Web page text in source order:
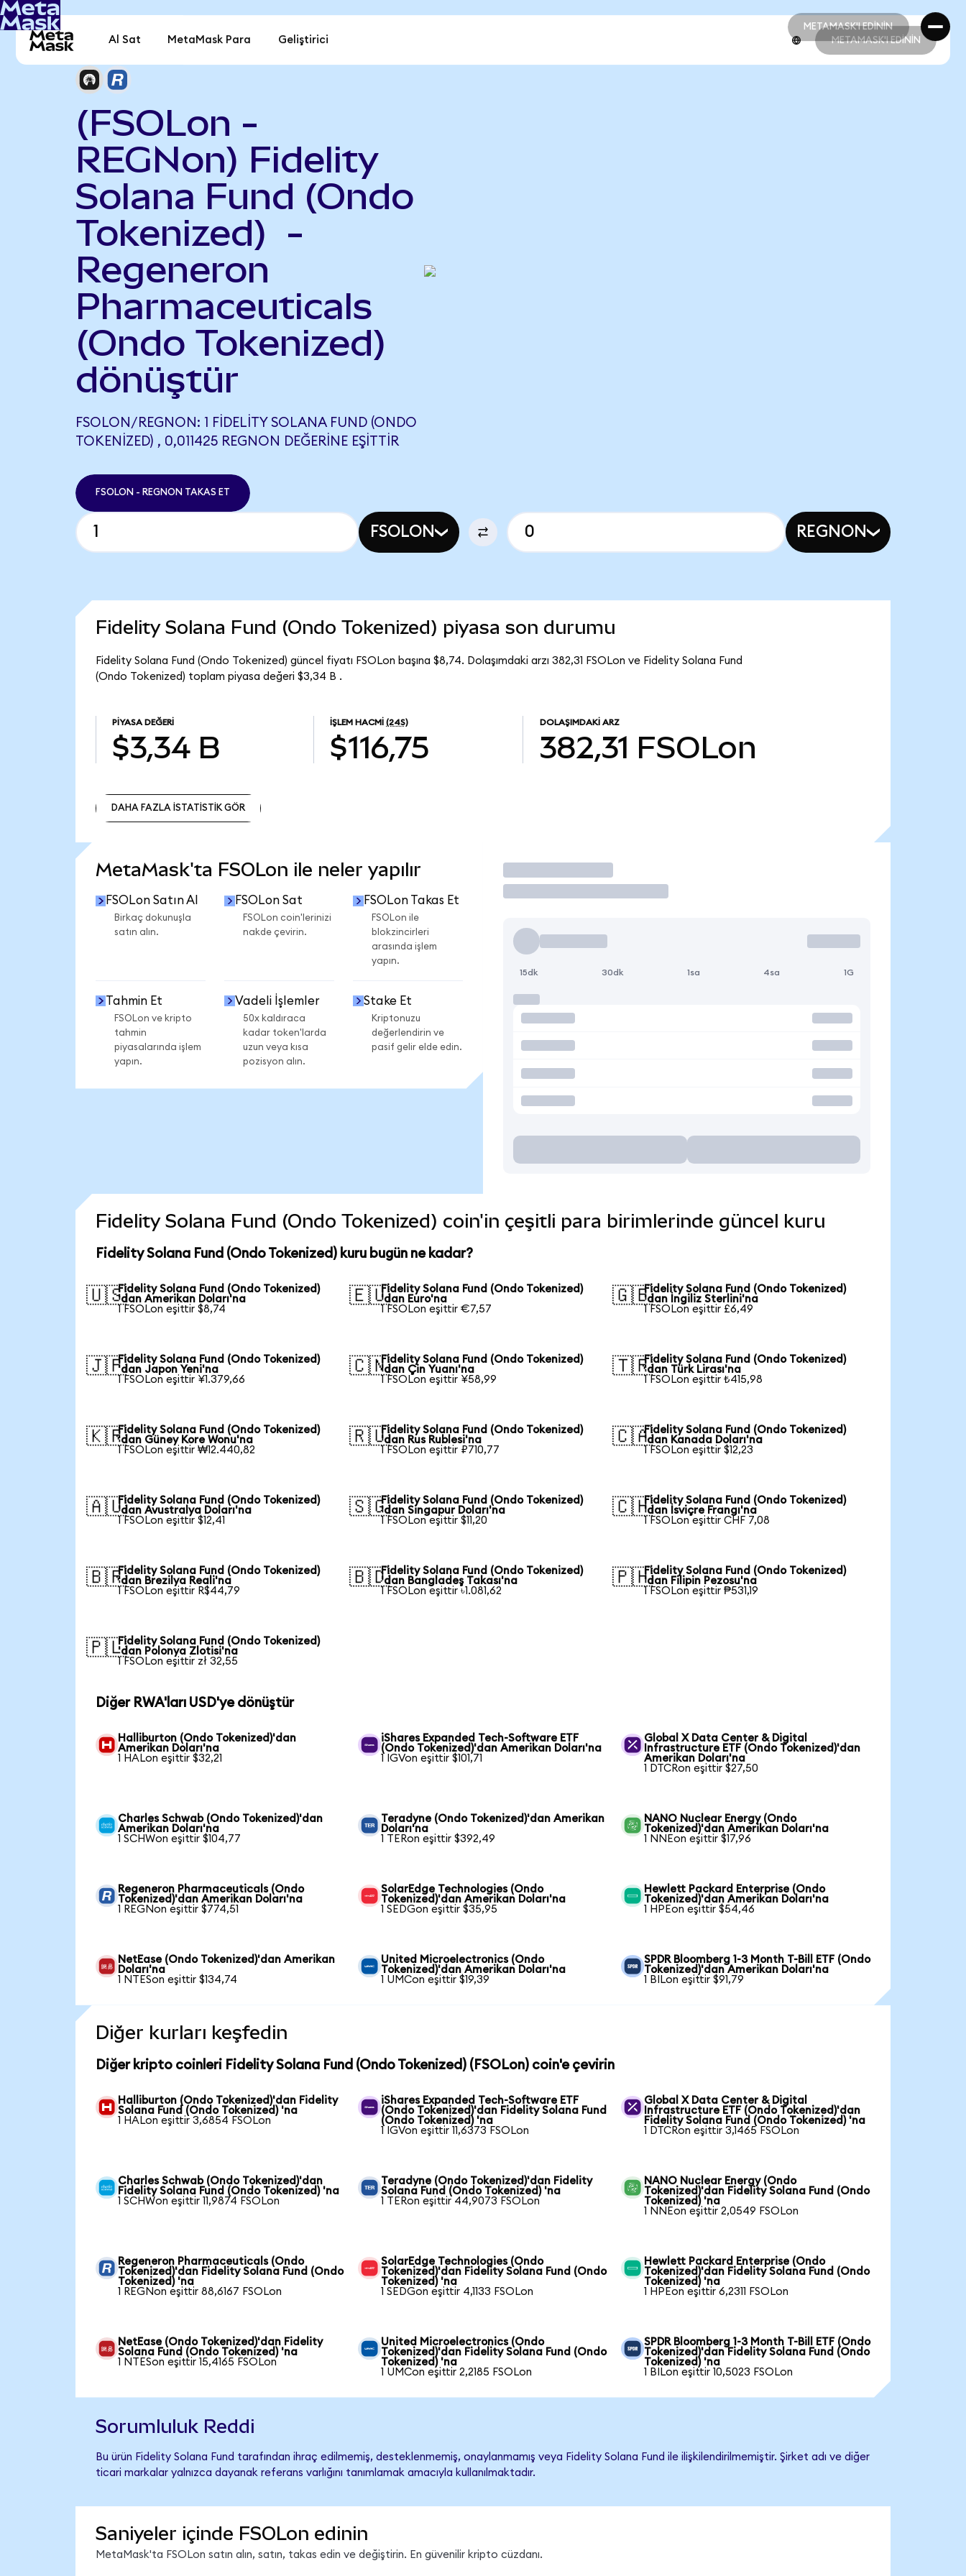
METAMASK'I EDİNİN
METAMASK'I EDİNİN
Al Sat MetaMask Para Geliştirici METAMASK'I EDİNİN
(FSOLon -
REGNon) Fidelity
Solana Fund (Ondo
Tokenized) -
Regeneron
Pharmaceuticals
(Ondo Tokenized)
dönüştür
FSOLON/REGNON: 1 FIDELITY SOLANA FUND (ONDO
TOKENIZED) , 0,011425 REGNON DEĞERINE EŞITTIR
FSOLON - REGNON TAKAS ET
FSOLON REGNON
Fidelity Solana Fund (Ondo Tokenized) piyasa son durumu
Fidelity Solana Fund (Ondo Tokenized) güncel fiyatı FSOLon başına $8,74. Dolaşımdaki arzı 382,31 FSOLon ve Fidelity Solana Fund
(Ondo Tokenized) toplam piyasa değeri $3,34 B .
PIYASA DEĞERI
$3,34 B
İŞLEM HACMI (24S)
$116,75
DOLAŞIMDAKI ARZ
382,31 FSOLon
DAHA FAZLA İSTATİSTİK GÖR
MetaMask'ta FSOLon ile neler yapılır
FSOLon Satın Al
Birkaç dokunuşla
satın alın.
FSOLon Sat
FSOLon coin'lerinizi
nakde çevirin.
FSOLon Takas Et
FSOLon ile
blokzincirleri
arasında işlem
yapın.
Tahmin Et
FSOLon ve kripto
tahmin
piyasalarında işlem
yapın.
Vadeli İşlemler
50x kaldıraca
kadar token'larda
uzun veya kısa
pozisyon alın.
Stake Et
Kriptonuzu
değerlendirin ve
pasif gelir elde edin.
İşlem Yap
15dk 30dk 1sa 4sa 1G
Fidelity Solana Fund (Ondo Tokenized) coin'in çeşitli para birimlerinde güncel kuru
Fidelity Solana Fund (Ondo Tokenized) kuru bugün ne kadar?
🇺🇸Fidelity Solana Fund (Ondo Tokenized)
'dan Amerikan Doları'na
1 FSOLon eşittir $8,74
🇪🇺Fidelity Solana Fund (Ondo Tokenized)
'dan Euro'na
1 FSOLon eşittir €7,57
🇬🇧Fidelity Solana Fund (Ondo Tokenized)
'dan İngiliz Sterlini'na
1 FSOLon eşittir £6,49
🇯🇵Fidelity Solana Fund (Ondo Tokenized)
'dan Japon Yeni'na
1 FSOLon eşittir ¥1.379,66
🇨🇳Fidelity Solana Fund (Ondo Tokenized)
'dan Çin Yuanı'na
1 FSOLon eşittir ¥58,99
🇹🇷Fidelity Solana Fund (Ondo Tokenized)
'dan Türk Lirası'na
1 FSOLon eşittir ₺415,98
🇰🇷Fidelity Solana Fund (Ondo Tokenized)
'dan Güney Kore Wonu'na
1 FSOLon eşittir ₩12.440,82
🇷🇺Fidelity Solana Fund (Ondo Tokenized)
'dan Rus Rublesi'na
1 FSOLon eşittir ₽710,77
🇨🇦Fidelity Solana Fund (Ondo Tokenized)
'dan Kanada Doları'na
1 FSOLon eşittir $12,23
🇦🇺Fidelity Solana Fund (Ondo Tokenized)
'dan Avustralya Doları'na
1 FSOLon eşittir $12,41
🇸🇬Fidelity Solana Fund (Ondo Tokenized)
'dan Singapur Doları'na
1 FSOLon eşittir $11,20
🇨🇭Fidelity Solana Fund (Ondo Tokenized)
'dan İsviçre Frangı'na
1 FSOLon eşittir CHF 7,08
🇧🇷Fidelity Solana Fund (Ondo Tokenized)
'dan Brezilya Reali'na
1 FSOLon eşittir R$44,79
🇧🇩Fidelity Solana Fund (Ondo Tokenized)
'dan Bangladeş Takası'na
1 FSOLon eşittir ৳1.081,62
🇵🇭Fidelity Solana Fund (Ondo Tokenized)
'dan Filipin Pezosu'na
1 FSOLon eşittir ₱531,19
🇵🇱Fidelity Solana Fund (Ondo Tokenized)
'dan Polonya Zlotisi'na
1 FSOLon eşittir zł 32,55
Diğer RWA'ları USD'ye dönüştür
Halliburton (Ondo Tokenized)'dan
Amerikan Doları'na
1 HALon eşittir $32,21
iShares Expanded Tech-Software ETF
(Ondo Tokenized)'dan Amerikan Doları'na
1 IGVon eşittir $101,71
Global X Data Center & Digital
Infrastructure ETF (Ondo Tokenized)'dan
Amerikan Doları'na
1 DTCRon eşittir $27,50
Charles Schwab (Ondo Tokenized)'dan
Amerikan Doları'na
1 SCHWon eşittir $104,77
Teradyne (Ondo Tokenized)'dan Amerikan
Doları'na
1 TERon eşittir $392,49
NANO Nuclear Energy (Ondo
Tokenized)'dan Amerikan Doları'na
1 NNEon eşittir $17,96
Regeneron Pharmaceuticals (Ondo
Tokenized)'dan Amerikan Doları'na
1 REGNon eşittir $774,51
SolarEdge Technologies (Ondo
Tokenized)'dan Amerikan Doları'na
1 SEDGon eşittir $35,95
Hewlett Packard Enterprise (Ondo
Tokenized)'dan Amerikan Doları'na
1 HPEon eşittir $54,46
NetEase (Ondo Tokenized)'dan Amerikan
Doları'na
1 NTESon eşittir $134,74
United Microelectronics (Ondo
Tokenized)'dan Amerikan Doları'na
1 UMCon eşittir $19,39
SPDR Bloomberg 1-3 Month T-Bill ETF (Ondo
Tokenized)'dan Amerikan Doları'na
1 BILon eşittir $91,79
Diğer kurları keşfedin
Diğer kripto coinleri Fidelity Solana Fund (Ondo Tokenized) (FSOLon) coin'e çevirin
Halliburton (Ondo Tokenized)'dan Fidelity
Solana Fund (Ondo Tokenized) 'na
1 HALon eşittir 3,6854 FSOLon
iShares Expanded Tech-Software ETF
(Ondo Tokenized)'dan Fidelity Solana Fund
(Ondo Tokenized) 'na
1 IGVon eşittir 11,6373 FSOLon
Global X Data Center & Digital
Infrastructure ETF (Ondo Tokenized)'dan
Fidelity Solana Fund (Ondo Tokenized) 'na
1 DTCRon eşittir 3,1465 FSOLon
Charles Schwab (Ondo Tokenized)'dan
Fidelity Solana Fund (Ondo Tokenized) 'na
1 SCHWon eşittir 11,9874 FSOLon
Teradyne (Ondo Tokenized)'dan Fidelity
Solana Fund (Ondo Tokenized) 'na
1 TERon eşittir 44,9073 FSOLon
NANO Nuclear Energy (Ondo
Tokenized)'dan Fidelity Solana Fund (Ondo
Tokenized) 'na
1 NNEon eşittir 2,0549 FSOLon
Regeneron Pharmaceuticals (Ondo
Tokenized)'dan Fidelity Solana Fund (Ondo
Tokenized) 'na
1 REGNon eşittir 88,6167 FSOLon
SolarEdge Technologies (Ondo
Tokenized)'dan Fidelity Solana Fund (Ondo
Tokenized) 'na
1 SEDGon eşittir 4,1133 FSOLon
Hewlett Packard Enterprise (Ondo
Tokenized)'dan Fidelity Solana Fund (Ondo
Tokenized) 'na
1 HPEon eşittir 6,2311 FSOLon
NetEase (Ondo Tokenized)'dan Fidelity
Solana Fund (Ondo Tokenized) 'na
1 NTESon eşittir 15,4165 FSOLon
United Microelectronics (Ondo
Tokenized)'dan Fidelity Solana Fund (Ondo
Tokenized) 'na
1 UMCon eşittir 2,2185 FSOLon
SPDR Bloomberg 1-3 Month T-Bill ETF (Ondo
Tokenized)'dan Fidelity Solana Fund (Ondo
Tokenized) 'na
1 BILon eşittir 10,5023 FSOLon
Sorumluluk Reddi
Bu ürün Fidelity Solana Fund tarafından ihraç edilmemiş, desteklenmemiş, onaylanmamış veya Fidelity Solana Fund ile ilişkilendirilmemiştir. Şirket adı ve diğer
ticari markalar yalnızca dayanak referans varlığını tanımlamak amacıyla kullanılmaktadır.
Saniyeler içinde FSOLon edinin
MetaMask'ta FSOLon satın alın, satın, takas edin ve değiştirin. En güvenilir kripto cüzdanı.